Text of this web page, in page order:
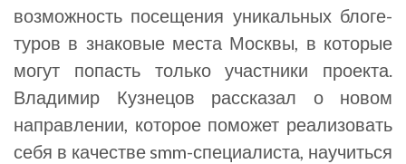
возможность посещения уникальных блоге-
туров в знаковые места Москвы, в которые
могут попасть только участники проекта.
Владимир Кузнецов рассказал о новом
направлении, которое поможет реализовать
себя в качестве smm-специалиста, научиться